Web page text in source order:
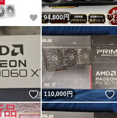
いいね！
94,800円
いいね！
110,000円